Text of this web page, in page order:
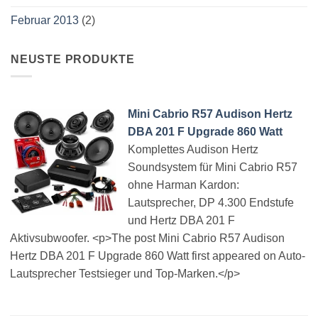
Februar 2013 (2)
NEUSTE PRODUKTE
Mini Cabrio R57 Audison Hertz
DBA 201 F Upgrade 860 Watt
Komplettes Audison Hertz
Soundsystem für Mini Cabrio R57
ohne Harman Kardon:
Lautsprecher, DP 4.300 Endstufe
und Hertz DBA 201 F
Aktivsubwoofer. <p>The post Mini Cabrio R57 Audison
Hertz DBA 201 F Upgrade 860 Watt first appeared on Auto-
Lautsprecher Testsieger und Top-Marken.</p>